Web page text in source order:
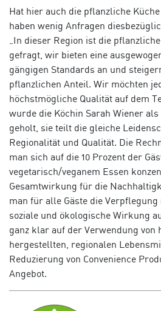
Hat hier auch die pflanzliche
haben wenig Anfragen
„In dieser Region ist die
gefragt, wir bieten eine
gängigen Standards an und
pflanzlichen Anteil. Wir möchten
höchstmögliche Qualität auf dem
wurde die Köchin Sarah Wiener
geholt, sie teilt die gleiche
Regionalität und Qualität. Die
man sich auf die 10 Prozent der
vegetarisch/veganem Essen
Gesamtwirkung für die
man für alle Gäste die
soziale und ökologische Wirkung
ganz klar auf der Verwendung von
hergestellten, regionalen
Reduzierung von Convenience
Angebot.